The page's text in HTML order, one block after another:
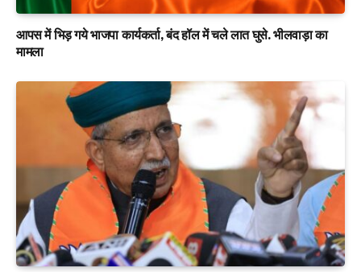
आपस में भिड़ गये भाजपा कार्यकर्ता, बंद हॉल में चले लात घुसे. भीलवाड़ा का
मामला